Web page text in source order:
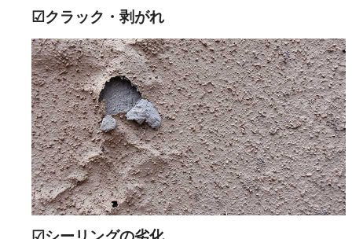
☑クラック・剥がれ